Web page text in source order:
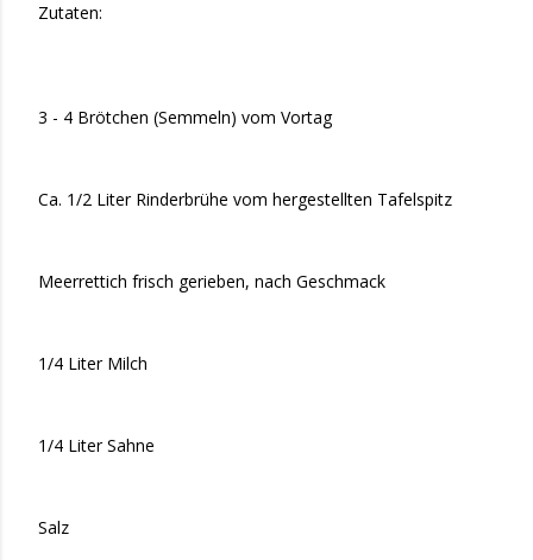
Zutaten:
3 - 4 Brötchen (Semmeln) vom Vortag
Ca. 1/2 Liter Rinderbrühe vom hergestellten Tafelspitz
Meerrettich frisch gerieben, nach Geschmack
1/4 Liter Milch
1/4 Liter Sahne
Salz